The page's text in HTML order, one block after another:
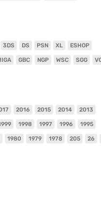
3DS DS PSN XL ESHOP
GBC NGP WSC SGG
2016 2015 2014 2013
1998 1997 1996 1995
1980 1979 1978 205 26